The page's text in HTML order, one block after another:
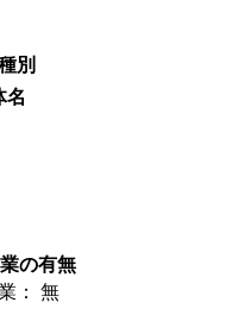
別
名
の有無
： 無